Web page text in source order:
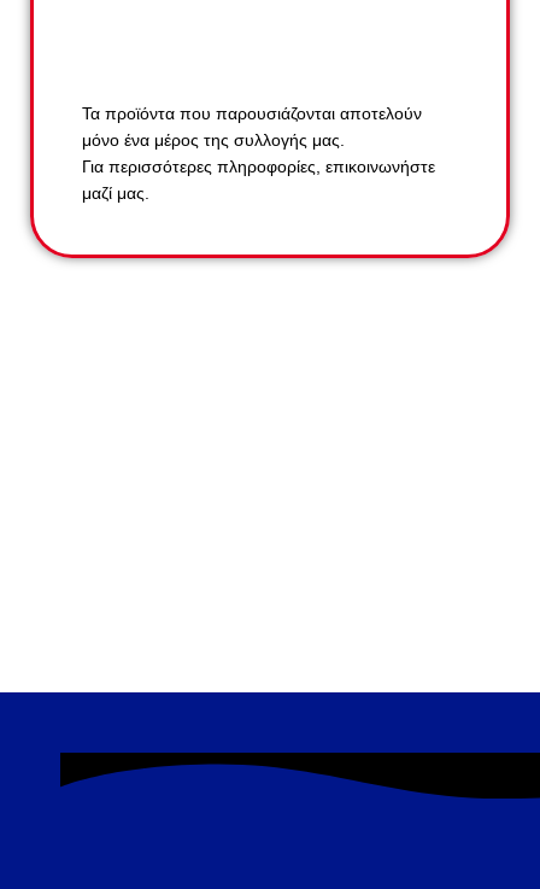
Τα προϊόντα που παρουσιάζονται αποτελούν
μόνο ένα μέρος της συλλογής μας.
Για περισσότερες πληροφορίες, επικοινωνήστε
μαζί μας.